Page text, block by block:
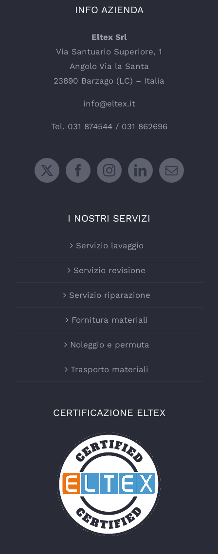
INFO AZIENDA
Eltex Srl
Via Santuario Superiore, 1
Angolo Via la Santa
23890 Barzago (LC) – Italia
info@eltex.it
Tel. 031 874544/ 031 862696
I NOSTRI SERVIZI
Servizio lavaggio
Servizio revisione
Servizio riparazione
Fornitura materiali
Noleggio e permuta
Trasporto materiali
CERTIFICAZIONE ELTEX